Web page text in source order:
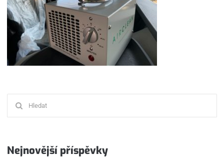
Nejnovější příspěvky